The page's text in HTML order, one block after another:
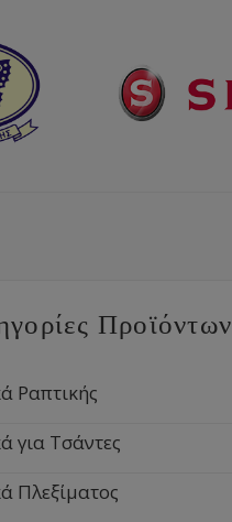
Προϊόντων
Ραπτικής
για Τσάντες
Πλεξίματος